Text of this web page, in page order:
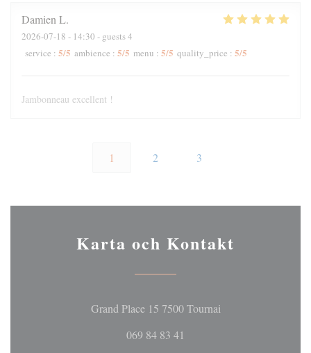
Damien L
2026-07-18 - 14:30 - guests 4
service : 5/5 ambience : 5/5 menu : 5/5 quality_price : 5/5
Jambonneau excellent !
1 2 3
Karta och Kontakt
Grand Place 15 7500 Tournai((öppnas i ett nytt
069 84 83 41